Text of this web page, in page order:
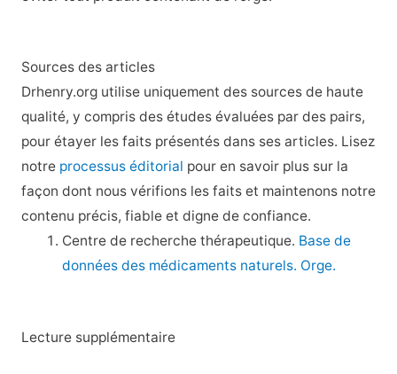
Sources des articles
Drhenry.org utilise uniquement des sources de haute
qualité, y compris des études évaluées par des pairs,
pour étayer les faits présentés dans ses articles. Lisez
notre processus éditorial pour en savoir plus sur la
façon dont nous vérifions les faits et maintenons notre
contenu précis, fiable et digne de confiance.
Centre de recherche thérapeutique. Base de
données des médicaments naturels. Orge.
Lecture supplémentaire